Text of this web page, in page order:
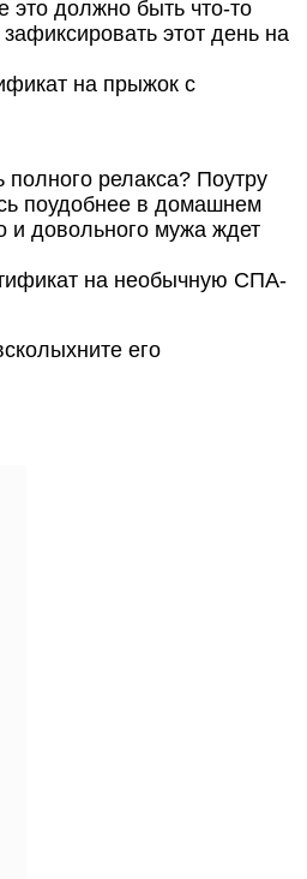
это должно быть что-то
этот день на
на прыжок с
релакса? Поутру
поудобнее в домашнем
и довольного мужа ждет
на необычную СПА-
его